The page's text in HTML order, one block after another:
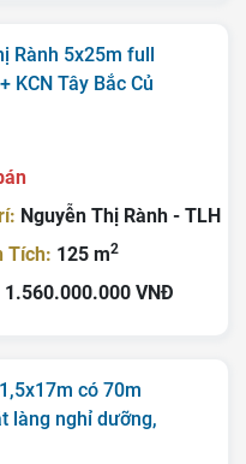
Rành 5x25m full
KCN Tây Bắc Củ
Nguyễn Thị Rành - TLH
Tích: 125 m2
1.560.000.000 VNĐ
có 70m
làng nghỉ dưỡng,